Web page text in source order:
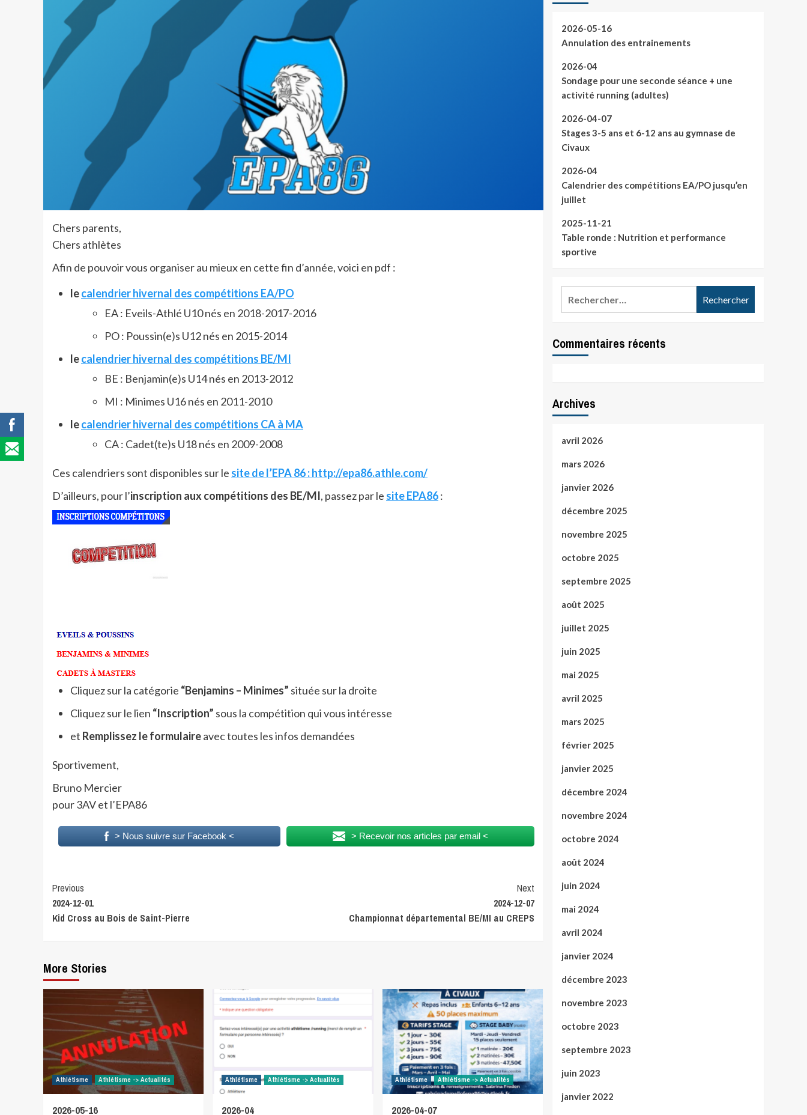
Chers parents,
Chers athlètes
Afin de pouvoir vous organiser au mieux en cette fin d’année, voici en pdf :
lecalendrier hivernal des compétitions EA/PO
EA : Eveils-Athlé U10 nés en 2018-2017-2016
PO : Poussin(e)s U12 nés en 2015-2014
lecalendrier hivernal des compétitions BE/MI
BE : Benjamin(e)s U14 nés en 2013-2012
MI : Minimes U16 nés en 2011-2010
lecalendrier hivernal des compétitions CA à MA
CA : Cadet(te)s U18 nés en 2009-2008
Ces calendriers sont disponibles sur le site de l’EPA 86 : http://epa86.athle.com/
D’ailleurs, pour l’inscription aux compétitions des BE/MI, passez par le site EPA86:
Cliquez sur la catégorie “Benjamins – Minimes” située sur la droite
Cliquez sur le lien “Inscription” sous la compétition qui vous intéresse
et Remplissez le formulaireavec toutes les infos demandées
Sportivement,
Bruno Mercier
pour 3AV et l’EPA86
> Nous suivre sur Facebook < > Recevoir nos articles par email <
Continue
Reading
Previous
2024-12-01
Kid Cross au Bois de Saint-Pierre
Next
2024-12-07
Championnat départemental BE/MI au CREPS
More Stories
Athlétisme Athlétisme -> Actualités
2026-05-16
Athlétisme Athlétisme -> Actualités
2026-04
Athlétisme Athlétisme -> Actualités
2026-04-07
2026-05-16
Annulation des entrainements
2026-04
Sondage pour une seconde séance + une
activité running (adultes)
2026-04-07
Stages 3-5 ans et 6-12 ans au gymnase de
Civaux
2026-04
Calendrier des compétitions EA/PO jusqu’en
juillet
2025-11-21
Table ronde : Nutrition et performance
sportive
Commentaires récents
Archives
avril 2026
mars 2026
janvier 2026
décembre 2025
novembre 2025
octobre 2025
septembre 2025
août 2025
juillet 2025
juin 2025
mai 2025
avril 2025
mars 2025
février 2025
janvier 2025
décembre 2024
novembre 2024
octobre 2024
août 2024
juin 2024
mai 2024
avril 2024
janvier 2024
décembre 2023
novembre 2023
octobre 2023
septembre 2023
juin 2023
janvier 2022